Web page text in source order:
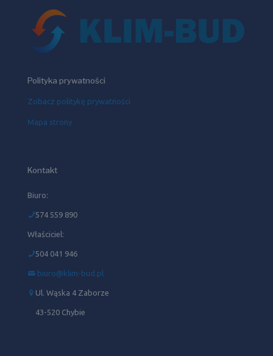
Polityka prywatności
Zobacz politykę prywatności
Mapa strony
Kontakt
Biuro:
574 559 890
Właściciel:
504 041 946‬
biuro@klim-bud.pl
Ul. Wąska 4 Zaborze
43-520 Chybie